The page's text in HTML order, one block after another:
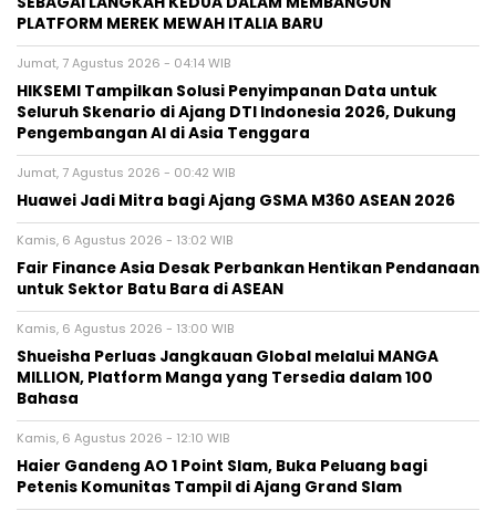
PLATFORM MEREK MEWAH ITALIA BARU
Jumat, 7 Agustus 2026 - 04:14 WIB
HIKSEMI Tampilkan Solusi Penyimpanan Data untuk
Seluruh Skenario di Ajang DTI Indonesia 2026, Dukung
Pengembangan AI di Asia Tenggara
Jumat, 7 Agustus 2026 - 00:42 WIB
Huawei Jadi Mitra bagi Ajang GSMA M360 ASEAN 2026
Kamis, 6 Agustus 2026 - 13:02 WIB
Fair Finance Asia Desak Perbankan Hentikan Pendanaan
untuk Sektor Batu Bara di ASEAN
Kamis, 6 Agustus 2026 - 13:00 WIB
Shueisha Perluas Jangkauan Global melalui MANGA
MILLION, Platform Manga yang Tersedia dalam 100
Bahasa
Kamis, 6 Agustus 2026 - 12:10 WIB
Haier Gandeng AO 1 Point Slam, Buka Peluang bagi
Petenis Komunitas Tampil di Ajang Grand Slam